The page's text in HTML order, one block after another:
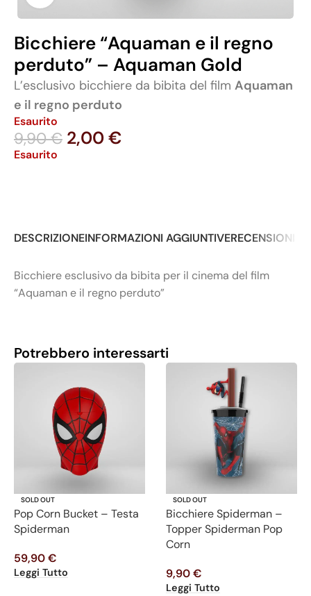
Bicchiere “Aquaman e il regno
perduto” – Aquaman Gold
L’esclusivo bicchiere da bibita del film Aquaman
e il regno perduto
Esaurito
9,90€ 2,00€
Esaurito
DESCRIZIONEINFORMAZIONI AGGIUNTIVERECENSIONI
Bicchiere esclusivo da bibita per il cinema del film
“Aquaman e il regno perduto”
Potrebbero interessarti
SOLD OUT
Pop Corn Bucket – Testa
Spiderman
59,90€
Leggi Tutto
SOLD OUT
Bicchiere Spiderman –
Topper Spiderman Pop
Corn
9,90€
Leggi Tutto